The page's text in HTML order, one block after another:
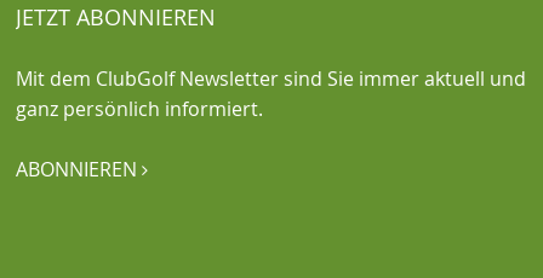
JETZT ABONNIEREN
Mit dem ClubGolf Newsletter sind Sie immer aktuell und
ganz persönlich informiert.
ABONNIEREN